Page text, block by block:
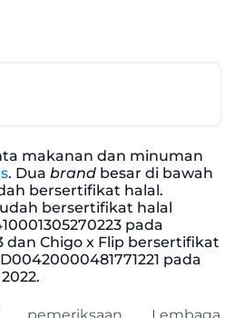
makanan dan minuman
. Dua brand besar di bawah
bersertifikat halal.
bersertifikat halal
pada
dan Chigo x Flip bersertifikat
pada